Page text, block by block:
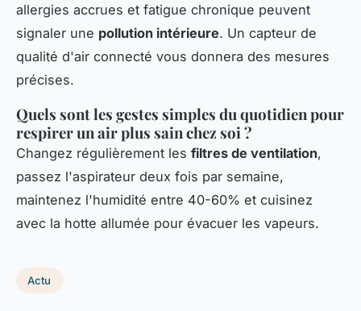
allergies accrues et fatigue chronique peuvent
signaler une pollution intérieure. Un capteur de
qualité d'air connecté vous donnera des mesures
précises.
Quels sont les gestes simples du quotidien pour
respirer un air plus sain chez soi ?
Changez régulièrement les filtres de ventilation,
passez l'aspirateur deux fois par semaine,
maintenez l'humidité entre 40-60% et cuisinez
avec la hotte allumée pour évacuer les vapeurs.
Actu